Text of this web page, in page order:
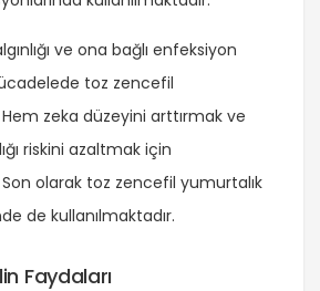
ve ona bağlı enfeksiyon
toz zencefil
Hem zeka düzeyini arttırmak ve
riskini azaltmak için
Son olarak toz zencefil yumurtalık
de kullanılmaktadır.
Faydaları